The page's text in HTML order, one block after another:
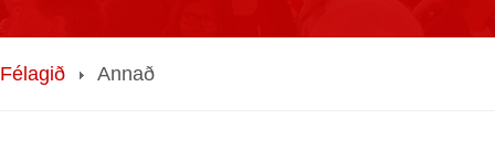
Félagið Annað